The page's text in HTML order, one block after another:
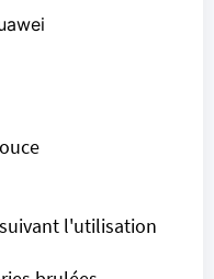
l'utilisation